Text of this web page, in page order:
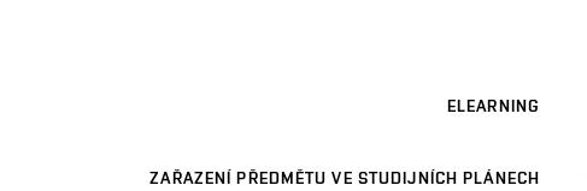
ELEARNING
ZAŘAZENÍ PŘEDMĚTU VE STUDIJNÍCH PLÁNECH